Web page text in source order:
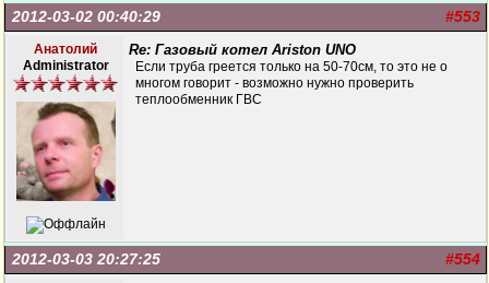
#553
2012-03-02 00:40:29
Анатолий
Administrator
Re: Газовый котел Ariston UNO
Если труба греется только на 50-70см, то это не о
многом говорит - возможно нужно проверить
теплообменник ГВС
#554
2012-03-03 20:27:25